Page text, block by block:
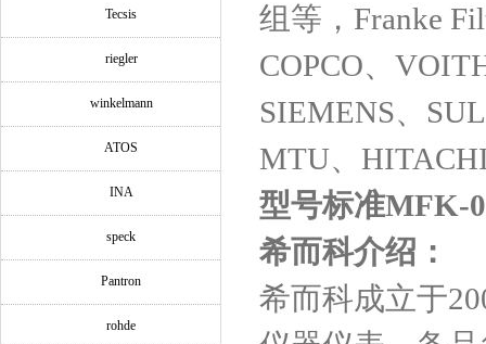
Tecsis
riegler
winkelmann
ATOS
INA
speck
Pantron
rohde
组等，Franke
COPCO、
SIEMENS、
MTU、
型号标准MFK-
希而科介绍：
希而科成立于